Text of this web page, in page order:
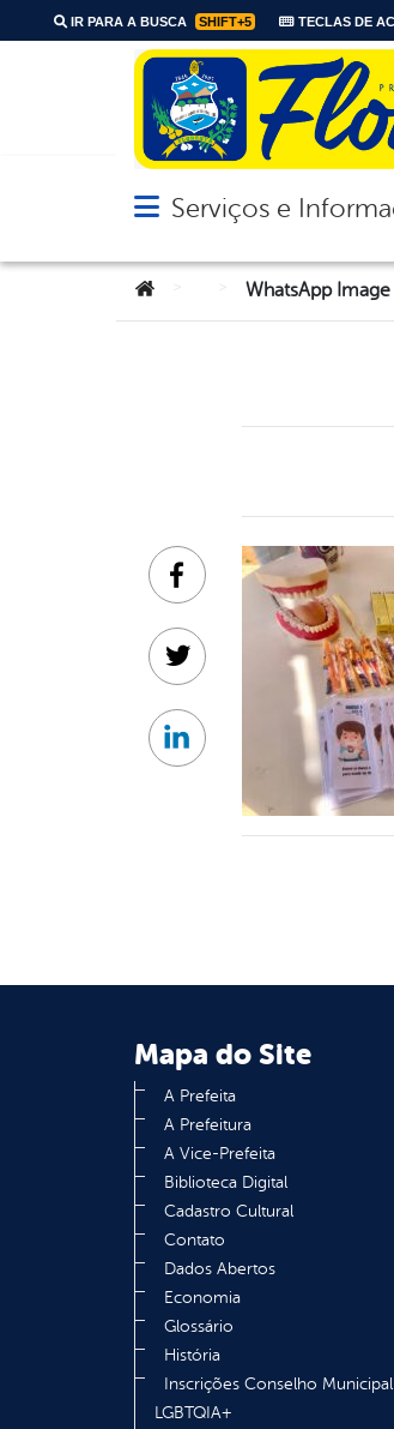
IR PARA A BUSCA SHIFT+5 TECLAS DE
Abrir menu principal de
Serviços e
Você está aqui:WhatsApp
Facebook
Twitter
Linkedin
Mapa do Site
A Prefeita
A Prefeitura
A Vice-Prefeita
Biblioteca Digital
Cadastro Cultural
Contato
Dados Abertos
Economia
Glossário
História
Inscrições Conselho Municipal
LGBTQIA+